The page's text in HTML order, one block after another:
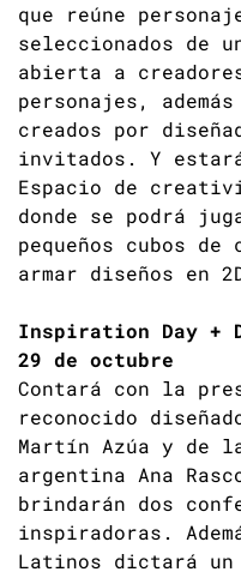
que reúne
seleccionados de
abierta a
personajes,
creados por
invitados. Y
Espacio de
donde se podrá
pequeños cubos
armar diseños en
Inspiration Day +
29 de octubre
Contará con la
reconocido
Martín Azúa y de
argentina Ana
brindarán dos
inspiradoras.
Latinos dictará un